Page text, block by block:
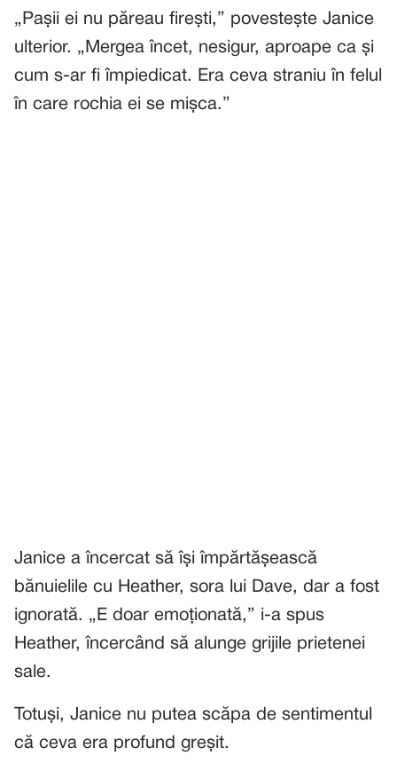
„Pașii ei nu păreau firești,” povestește Janice
ulterior. „Mergea încet, nesigur, aproape ca și
cum s-ar fi împiedicat. Era ceva straniu în felul
în care rochia ei se mișca.”
Janice a încercat să își împărtășească
bănuielile cu Heather, sora lui Dave, dar a fost
ignorată. „E doar emoționată,” i-a spus
Heather, încercând să alunge grijile prietenei
sale.
Totuși, Janice nu putea scăpa de sentimentul
că ceva era profund greșit.